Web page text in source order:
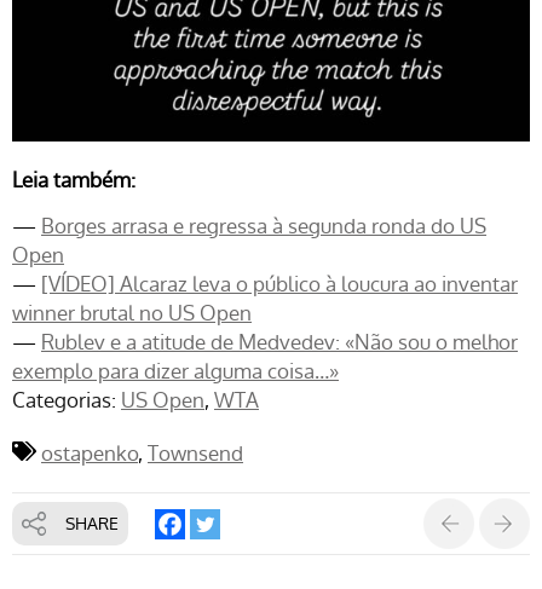
Leia também:
— Borges arrasa e regressa à segunda ronda do US
Open
— [VÍDEO] Alcaraz leva o público à loucura ao inventar
winner brutal no US Open
— Rublev e a atitude de Medvedev: «Não sou o melhor
exemplo para dizer alguma coisa…»
Categorias: US Open WTA
ostapenko Townsend
SHARE